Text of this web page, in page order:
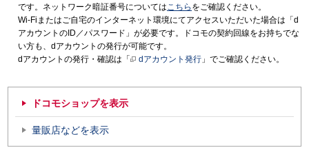
です。ネットワーク暗証番号についてはこちら をご確認ください。
Wi-Fiまたはご自宅のインターネット環境にてアクセスいただいた場合は「d
アカウントのID／パスワード」が必要です。ドコモの契約回線をお持ちでな
い方も、dアカウントの発行が可能です。
dアカウントの発行・確認は「
dアカウント発行 」でご確認ください。
ドコモショップを表示
量販店などを表示